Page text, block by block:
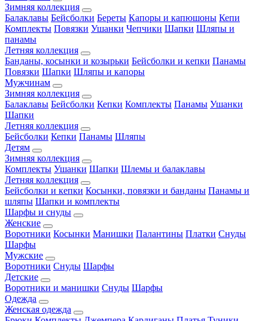
Зимняя коллекция
Балаклавы Бейсболки Береты Капоры и капюшоны Кепи
Комплекты Повязки Ушанки Чепчики Шапки Шляпы и
панамы
Летняя коллекция
Банданы, косынки и козырьки Бейсболки и кепки Панамы
Повязки Шапки Шляпы и капоры
Мужчинам
Зимняя коллекция
Балаклавы Бейсболки Кепки Комплекты Панамы Ушанки
Шапки
Летняя коллекция
Бейсболки Кепки Панамы Шляпы
Детям
Зимняя коллекция
Комплекты Ушанки Шапки Шлемы и балаклавы
Летняя коллекция
Бейсболки и кепки Косынки, повязки и банданы Панамы и
шляпы Шапки и комплекты
Шарфы и снуды
Женские
Воротники Косынки Манишки Палантины Платки Снуды
Шарфы
Мужские
Воротники Снуды Шарфы
Детские
Воротники и манишки Снуды Шарфы
Одежда
Женская одежда